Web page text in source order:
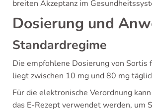
breiten Akzeptanz im
Dosierung und
Standardregime
Die empfohlene Dosierung von Sortis
liegt zwischen 10 mg und 80 mg
Für die elektronische Verordnung
das E-Rezept verwendet werden, um